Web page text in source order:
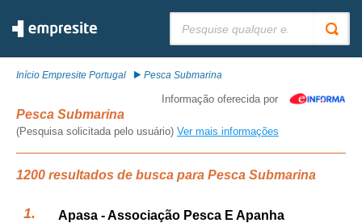
Início Empresite Portugal Pesca Submarina
Informação oferecida por
Pesca Submarina
(Pesquisa solicitada pelo usuário) Ver mais informações
1200 resultados de busca para Pesca Submarina
Apasa - Associação Pesca E Apanha